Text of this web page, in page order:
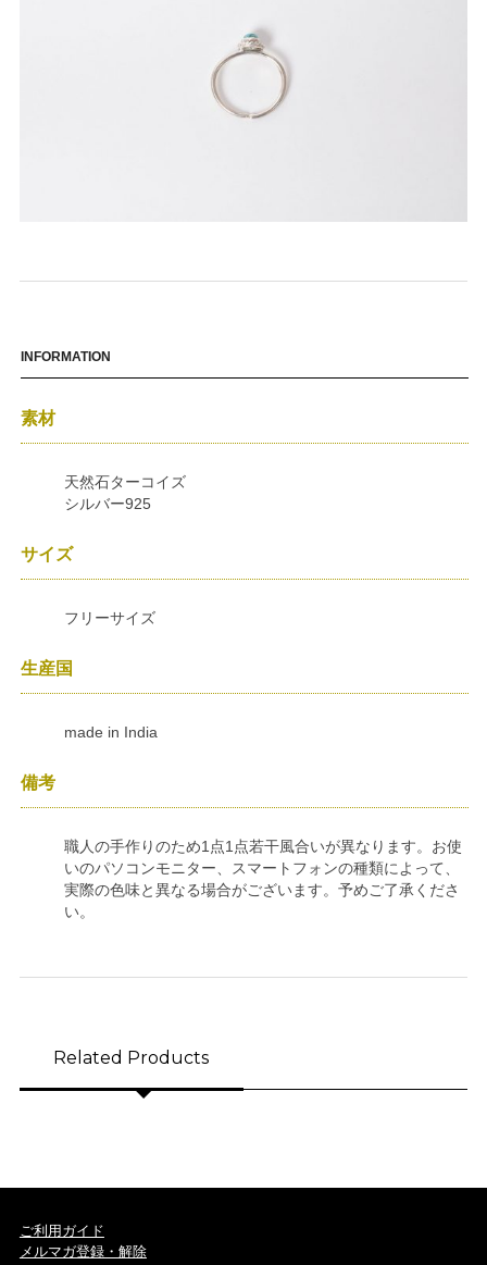
INFORMATION
素材
天然石ターコイズ
シルバー925
サイズ
フリーサイズ
生産国
made in India
備考
職人の手作りのため1点1点若干風合いが異なります。お使
いのパソコンモニター、スマートフォンの種類によって、
実際の色味と異なる場合がございます。予めご了承くださ
い。
Related Products
ご利用ガイド
メルマガ登録・解除